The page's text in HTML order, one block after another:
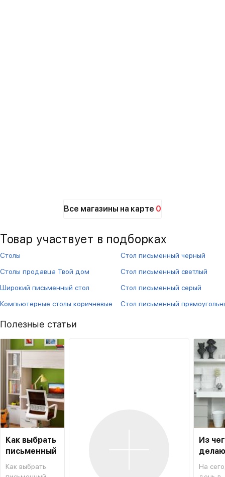
Все магазины на карте 0
Товар участвует в подборках
Столы
Столы продавца Твой дом
Широкий письменный стол
Компьютерные столы коричневые
Стол письменный черный
Стол письменный светлый
Стол письменный серый
Стол письменный
Полезные статьи
Как выбрать
письменный
стол для
школьника
Как выбрать
Из
столы
На